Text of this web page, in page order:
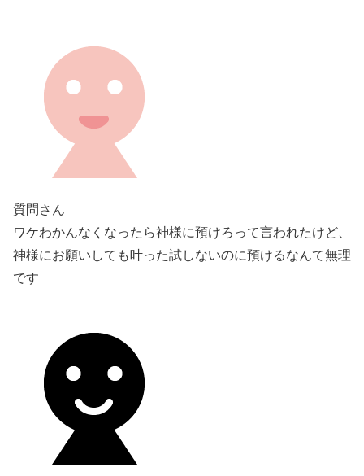
質問さん
ワケわかんなくなったら神様に預けろって言われたけど、
神様にお願いしても叶った試しないのに預けるなんて無理
です